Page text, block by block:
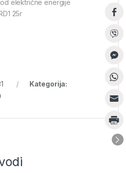
električne energije
25r
Kategorija: